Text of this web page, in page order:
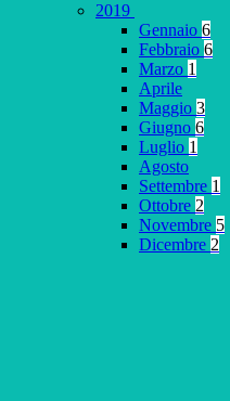
2019
Gennaio 6
Febbraio 6
Marzo 1
Aprile
Maggio 3
Giugno 6
Luglio 1
Agosto
Settembre 1
Ottobre 2
Novembre 5
Dicembre 2